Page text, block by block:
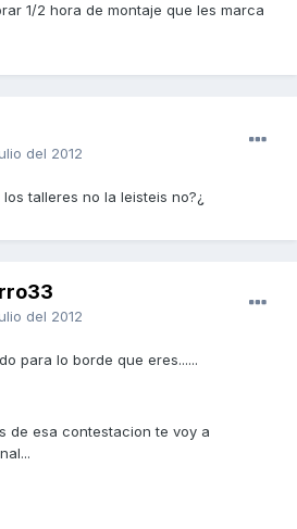
1/2 hora de montaje que les marca
del 2012
talleres no la leisteis no?¿
del 2012
para lo borde que eres......
de esa contestacion te voy a